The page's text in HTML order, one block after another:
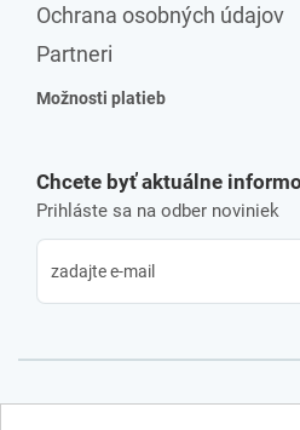
Ochrana osobných údajov
Partneri
Možnosti platieb
Chcete byť aktuálne
Prihláste sa na odber noviniek